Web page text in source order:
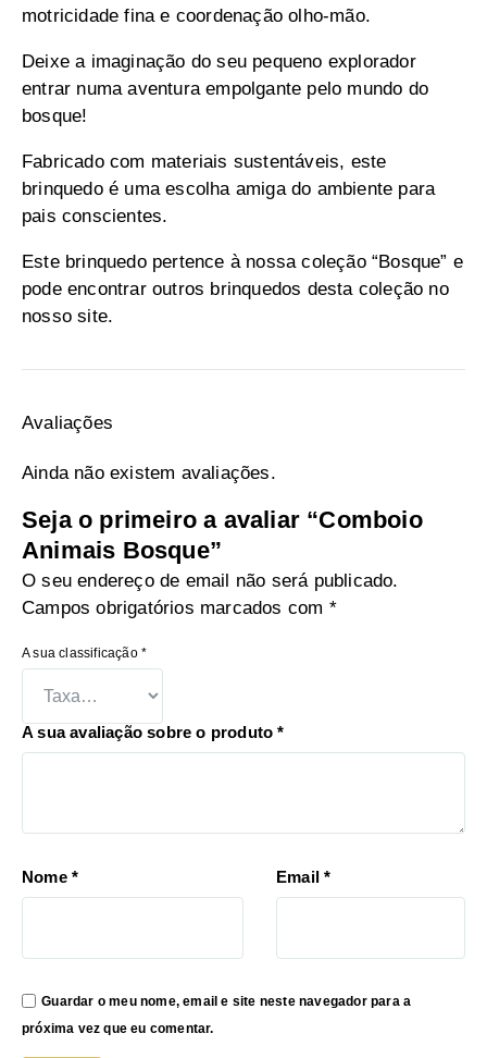
motricidade fina e coordenação olho-mão.
Deixe a imaginação do seu pequeno explorador
entrar numa aventura empolgante pelo mundo do
bosque!
Fabricado com materiais sustentáveis, este
brinquedo é uma escolha amiga do ambiente para
pais conscientes.
Este brinquedo pertence à nossa coleção “Bosque” e
pode encontrar outros brinquedos desta coleção no
nosso site.
Avaliações
Ainda não existem avaliações.
Seja o primeiro a avaliar “Comboio
Animais Bosque”
O seu endereço de email não será publicado.
Campos obrigatórios marcados com *
A sua classificação *
A sua avaliação sobre o produto*
Nome * Email*
Guardar o meu nome, email e site neste navegador para a
próxima vez que eu comentar.